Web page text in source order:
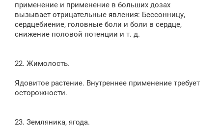
применение и применение в больших дозах
вызывает отрицательные явления: Бессонницу,
сердцебиение, головные боли и боли в сердце,
снижение половой потенции и т. д.
22. Жимолость.
Ядовитое растение. Внутреннее применение требует
осторожности.
23. Земляника, ягода.